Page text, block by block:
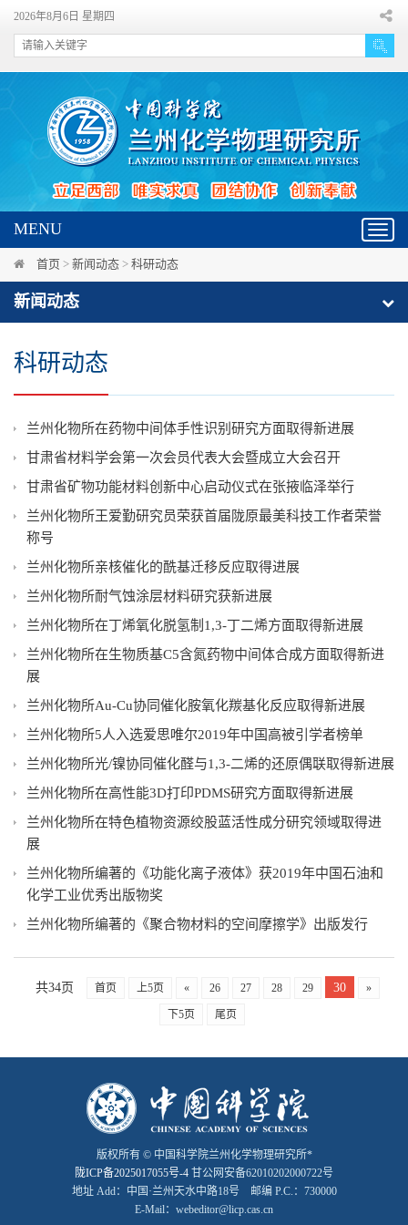
2026年8月6日 星期四
MENU
首页 > 新闻动态 > 科研动态
新闻动态
科研动态
兰州化物所在药物中间体手性识别研究方面取得新进展
甘肃省材料学会第一次会员代表大会暨成立大会召开
甘肃省矿物功能材料创新中心启动仪式在张掖临泽举行
兰州化物所王爱勤研究员荣获首届陇原最美科技工作者荣誉
称号
兰州化物所亲核催化的酰基迁移反应取得进展
兰州化物所耐气蚀涂层材料研究获新进展
兰州化物所在丁烯氧化脱氢制1,3-丁二烯方面取得新进展
兰州化物所在生物质基C5含氮药物中间体合成方面取得新进
展
兰州化物所Au-Cu协同催化胺氧化羰基化反应取得新进展
兰州化物所5人入选爱思唯尔2019年中国高被引学者榜单
兰州化物所光/镍协同催化醛与1,3-二烯的还原偶联取得新进展
兰州化物所在高性能3D打印PDMS研究方面取得新进展
兰州化物所在特色植物资源绞股蓝活性成分研究领域取得进
展
兰州化物所编著的《功能化离子液体》获2019年中国石油和
化学工业优秀出版物奖
兰州化物所编著的《聚合物材料的空间摩擦学》出版发行
共34页 首页 上5页 « 26 27 28 29 30 »
下5页 尾页
版权所有 © 中国科学院兰州化学物理研究所*
陇ICP备2025017055号-4 甘公网安备62010202000722号
地址 Add：中国·兰州天水中路18号 邮编 P.C.：730000
E-Mail：webeditor@licp.cas.cn